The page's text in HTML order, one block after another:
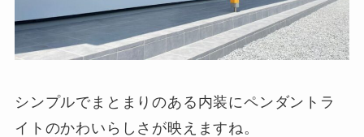
シンプルでまとまりのある内装にペンダントラ
イトのかわいらしさが映えますね。